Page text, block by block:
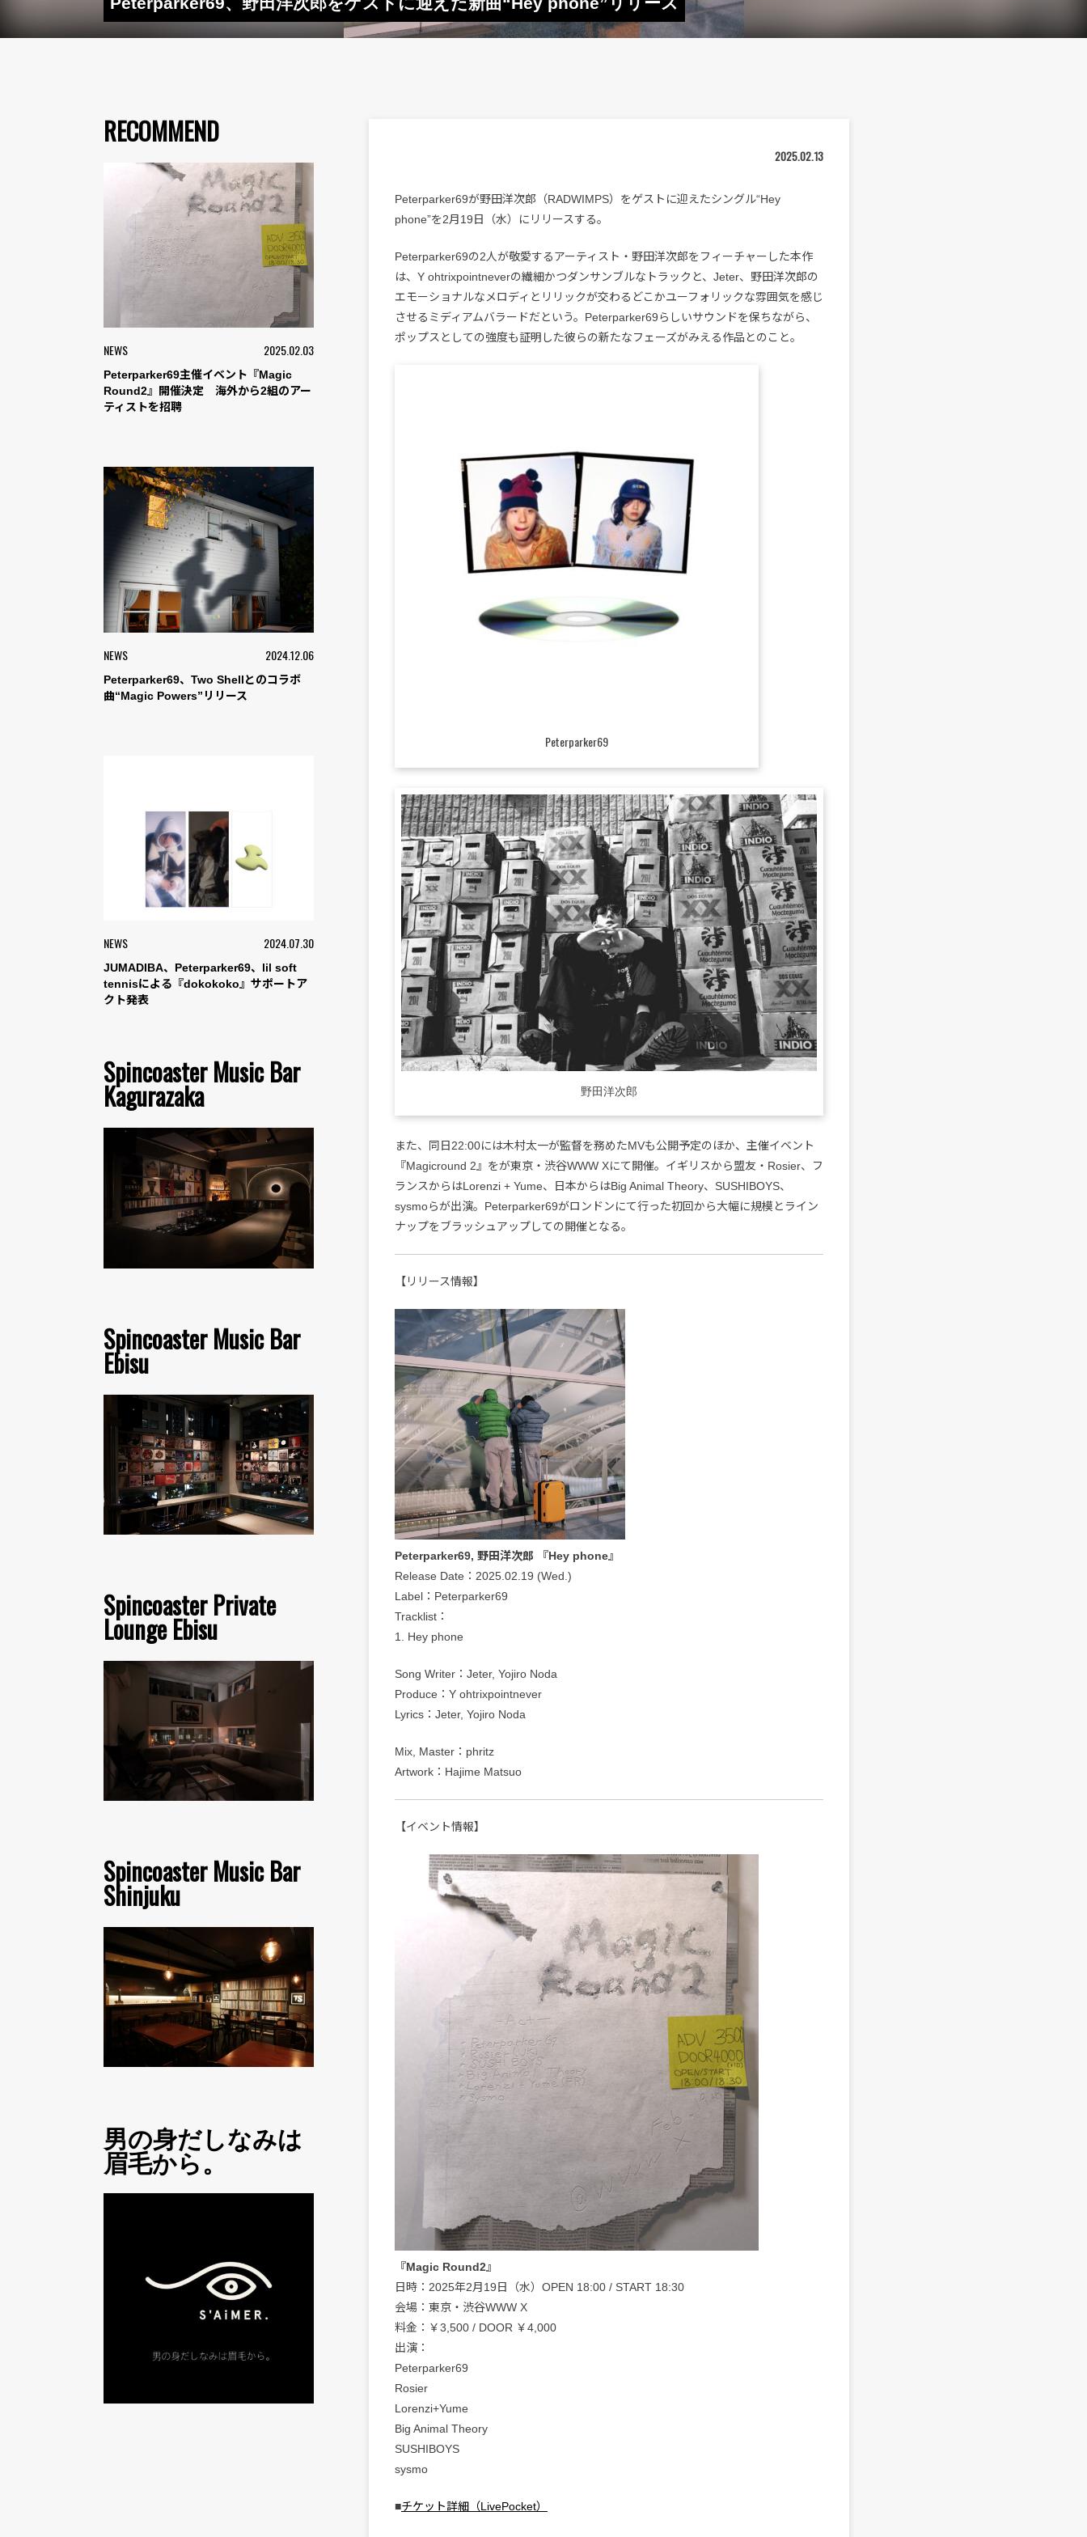
RECOMMEND
NEWS 2025.02.03
Peterparker69主催イベント『Magic
Round2』開催決定 海外から2組のアー
ティストを招聘
NEWS 2024.12.06
Peterparker69、Two Shellとのコラボ
曲“Magic Powers”リリース
NEWS 2024.07.30
JUMADIBA、Peterparker69、lil soft
tennisによる『dokokoko』サポートア
クト発表
Spincoaster Music Bar
Kagurazaka
Spincoaster Music Bar
Ebisu
Spincoaster Private
Lounge Ebisu
Spincoaster Music Bar
Shinjuku
男の身だしなみは
眉毛から。
2025.02.13
Peterparker69が野田洋次郎（RADWIMPS）をゲストに迎えたシングル“Hey
phone”を2月19日（水）にリリースする。
Peterparker69の2人が敬愛するアーティスト・野田洋次郎をフィーチャーした本作
は、Y ohtrixpointneverの繊細かつダンサンブルなトラックと、Jeter、野田洋次郎の
エモーショナルなメロディとリリックが交わるどこかユーフォリックな雰囲気を感じ
させるミディアムバラードだという。Peterparker69らしいサウンドを保ちながら、
ポップスとしての強度も証明した彼らの新たなフェーズがみえる作品とのこと。
Peterparker69
野田洋次郎
また、同日22:00には木村太一が監督を務めたMVも公開予定のほか、主催イベント
『Magicround 2』をが東京・渋谷WWW Xにて開催。イギリスから盟友・Rosier、フ
ランスからはLorenzi + Yume、日本からはBig Animal Theory、SUSHIBOYS、
sysmoらが出演。Peterparker69がロンドンにて行った初回から大幅に規模とライン
ナップをブラッシュアップしての開催となる。
【リリース情報】
Peterparker69, 野田洋次郎 『Hey phone』
Release Date：2025.02.19 (Wed.)
Label：Peterparker69
Tracklist：
1. Hey phone
Song Writer：Jeter, Yojiro Noda
Produce：Y ohtrixpointnever
Lyrics：Jeter, Yojiro Noda
Mix, Master：phritz
Artwork：Hajime Matsuo
【イベント情報】
『Magic Round2』
日時：2025年2月19日（水）OPEN 18:00 / START 18:30
会場：東京・渋谷WWW X
料金：￥3,500 / DOOR ￥4,000
出演：
Peterparker69
Rosier
Lorenzi+Yume
Big Animal Theory
SUSHIBOYS
sysmo
■チケット詳細（LivePocket）